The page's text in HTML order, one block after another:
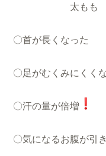
太もも
〇首が長くなった
〇足がむくみにくく
〇汗の量が倍増
〇気になるお腹が引